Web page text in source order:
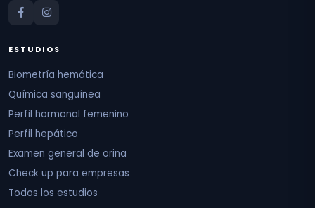
ESTUDIOS
Biometría hemática
Química sanguínea
Perfil hormonal femenino
Perfil hepático
Examen general de orina
Check up para empresas
Todos los estudios